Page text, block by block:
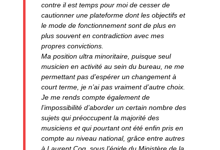
contre il est temps pour moi de cesser de
cautionner une plateforme dont les objectifs et
le mode de fonctionnement sont de plus en
plus souvent en contradiction avec mes
propres convictions.
Ma position ultra minoritaire, puisque seul
musicien en activité au sein du bureau, ne me
permettant pas d’espérer un changement à
court terme, je n’ai pas vraiment d’autre choix.
Je me rends compte également de
l’impossibilité d’aborder un certain nombre des
sujets qui préoccupent la majorité des
musiciens et qui pourtant ont été enfin pris en
compte au niveau national, grâce entre autres
à Laurent Coq, sous l’égide du Ministère de la